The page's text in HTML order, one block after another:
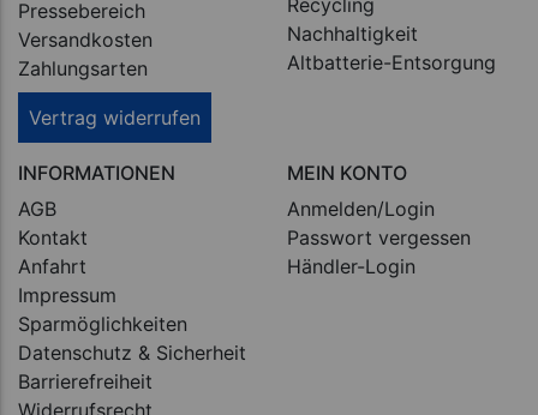
Pressebereich
Versandkosten
Zahlungsarten
Vertrag widerrufen
Nachhaltigkeit
Altbatterie-Entsorgung
INFORMATIONEN
AGB
Kontakt
Anfahrt
Impressum
Sparmöglichkeiten
Datenschutz & Sicherheit
Barrierefreiheit
Widerrufsrecht
MEIN KONTO
Anmelden/Login
Passwort vergessen
Händler-Login